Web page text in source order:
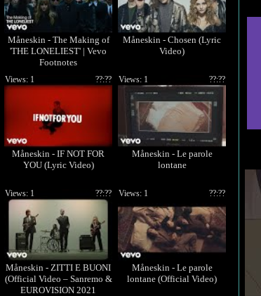
Måneskin - The Making of
'THE LONELIEST' | Vevo
Footnotes
Måneskin - Chosen (Lyric
Video)
Måneskin - IF NOT FOR
YOU (Lyric Video)
??:??
Views: 1
Måneskin - Le parole
lontane
??:??
Views: 1
Måneskin - ZITTI E BUONI
(Official Video – Sanremo &
EUROVISION 2021
??:??
Views: 1
Måneskin - Le parole
lontane (Official Video)
??:??
Views: 1